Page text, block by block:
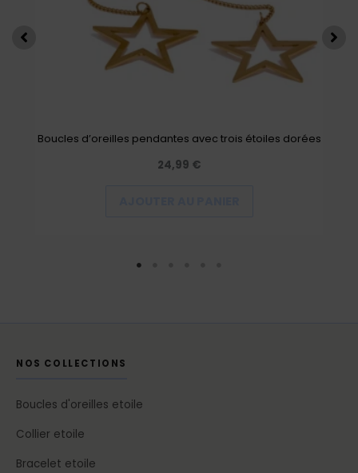
Boucles d’oreilles pendantes avec trois étoiles dorées
24,99 €
NOS COLLECTIONS
Boucles d'oreilles etoile
Collier etoile
Bracelet etoile